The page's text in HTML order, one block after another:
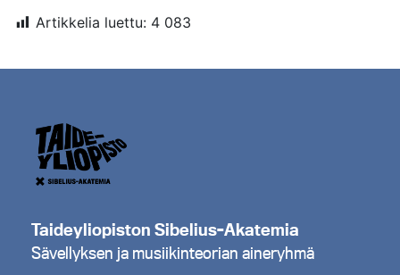
Artikkelia luettu: 4 083
Taideyliopiston Sibelius-Akatemia
Sävellyksen ja musiikinteorian aineryhmä